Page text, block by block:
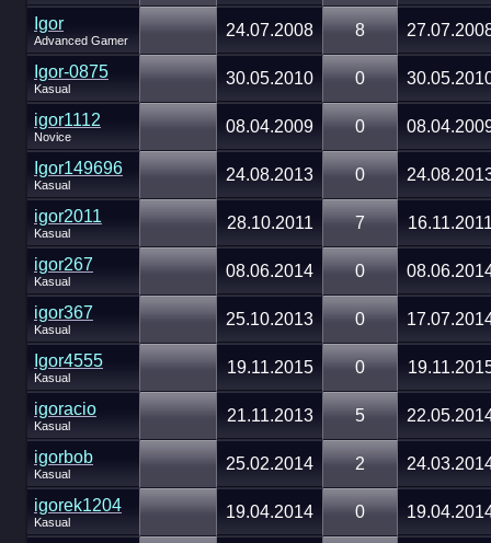
Igor
Advanced Gamer
24.07.2008 8
Igor-0875
Kasual
30.05.2010 0
igor1112
Novice
08.04.2009 0
Igor149696
Kasual
24.08.2013 0
igor2011
Kasual
28.10.2011 7
igor267
Kasual
08.06.2014 0
igor367
Kasual
25.10.2013 0
Igor4555
Kasual
19.11.2015 0
igoracio
Kasual
21.11.2013 5
igorbob
Kasual
25.02.2014 2
igorek1204
Kasual
19.04.2014 0